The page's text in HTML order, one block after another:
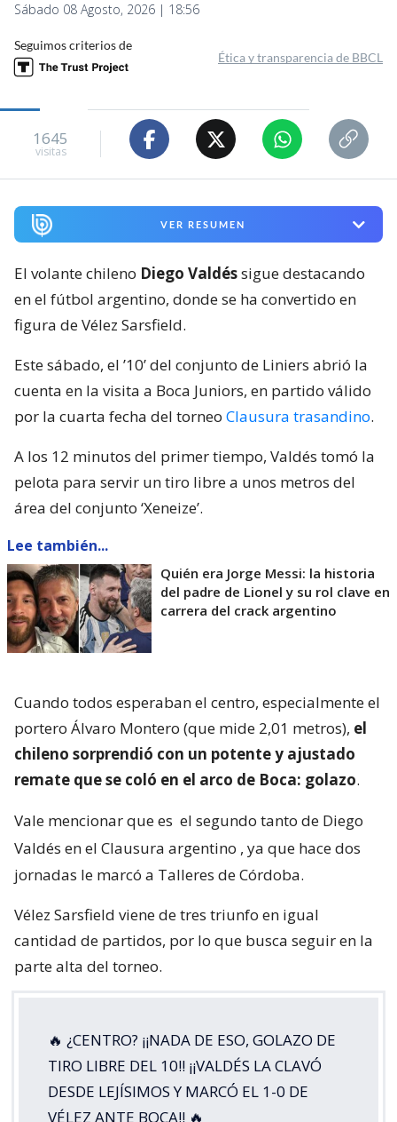
Sábado 08 Agosto, 2026 | 18:56
Seguimos criterios de
Ética y transparencia de BBCL
1645
visitas
VER RESUMEN
El volante chileno Diego Valdéssigue destacando
en el fútbol argentino, donde se ha convertido en
figura de Vélez Sarsfield.
Este sábado, el ’10’ del conjunto de Liniers abrió la
cuenta en la visita a Boca Juniors, en partido válido
por la cuarta fecha del torneo Clausura trasandino.
A los 12 minutos del primer tiempo, Valdés tomó la
pelota para servir un tiro libre a unos metros del
área del conjunto ‘Xeneize’.
Lee también...
Quién era Jorge Messi: la historia
del padre de Lionel y su rol clave en
carrera del crack argentino
Cuando todos esperaban el centro, especialmente el
portero Álvaro Montero (que mide 2,01 metros), el
chileno sorprendió con un potente y ajustado
remate que se coló en el arco de Boca: golazo.
Vale mencionar que es el segundo tanto de Diego
Valdés en el Clausura argentino , ya que hace dos
jornadas le marcó a Talleres de Córdoba.
Vélez Sarsfield viene de tres triunfo en igual
cantidad de partidos, por lo que busca seguir en la
parte alta del torneo.
🔥 ¿CENTRO? ¡¡NADA DE ESO, GOLAZO DE
TIRO LIBRE DEL 10!! ¡¡VALDÉS LA CLAVÓ
DESDE LEJÍSIMOS Y MARCÓ EL 1-0 DE
VÉLEZ ANTE BOCA!! 🔥